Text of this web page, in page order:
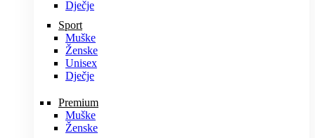
Dječje
Sport
Muške
Ženske
Unisex
Dječje
Premium
Muške
Ženske